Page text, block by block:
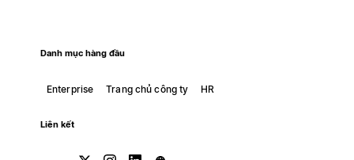
Danh mục hàng đầu
Enterprise Trang chủ công ty HR
Liên kết